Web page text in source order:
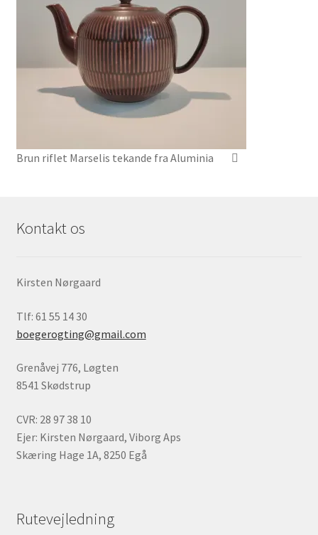
Brun riflet Marselis tekande fra Aluminia
Kontakt os
Kirsten Nørgaard
Tlf: 61 55 14 30
boegerogting@gmail.com
Grenåvej 776, Løgten
8541 Skødstrup
CVR: 28 97 38 10
Ejer: Kirsten Nørgaard, Viborg Aps
Skæring Hage 1A, 8250 Egå
Rutevejledning